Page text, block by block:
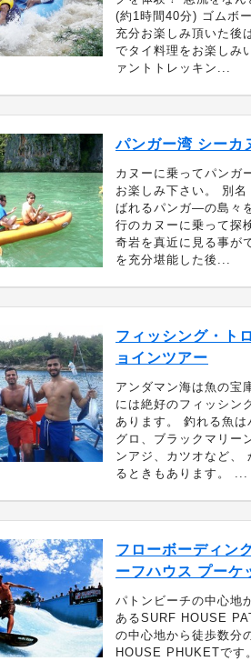
(約1時間40分) ゴムボ
充分お楽しみ頂いた後
でタイ料理をお楽しみ
ァントトレッキン...
パンガー湾 シーカ
カヌーに乗ってパンガ
お楽しみ下さい。 別
ばれるパンガ―の島々
行のカヌーに乗って探
奇岩を真近に見る事が
を充分堪能した後...
フィッシング・ト
ョインツアー
アンダマン海は魚の宝
には絶好のフィッシン
あります。 釣れる魚は
グロ、ブラックマリー
ンアジ、カツオなど、
るときもあります。 ...
フローボーディン
ーフハウス プーケ
パトンビーチの中心地
あるSURF HOUSE
の中心地から徒歩数分
HOUSE PHUKETです